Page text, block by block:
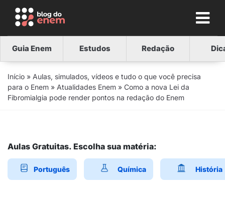
Guia Enem Estudos Redação
Início » Aulas, simulados, vídeos e tudo o que você precisa
para o Enem » Atualidades Enem » Como a nova Lei da
Fibromialgia pode render pontos na redação do Enem
Aulas Gratuitas. Escolha sua matéria:
Português Química História